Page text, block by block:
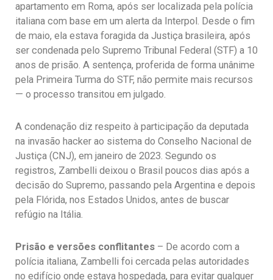
apartamento em Roma, após ser localizada pela polícia
italiana com base em um alerta da Interpol. Desde o fim
de maio, ela estava foragida da Justiça brasileira, após
ser condenada pelo Supremo Tribunal Federal (STF) a 10
anos de prisão. A sentença, proferida de forma unânime
pela Primeira Turma do STF, não permite mais recursos
— o processo transitou em julgado.
A condenação diz respeito à participação da deputada
na invasão hacker ao sistema do Conselho Nacional de
Justiça (CNJ), em janeiro de 2023. Segundo os
registros, Zambelli deixou o Brasil poucos dias após a
decisão do Supremo, passando pela Argentina e depois
pela Flórida, nos Estados Unidos, antes de buscar
refúgio na Itália.
Prisão e versões conflitantes – De acordo com a
polícia italiana, Zambelli foi cercada pelas autoridades
no edifício onde estava hospedada, para evitar qualquer